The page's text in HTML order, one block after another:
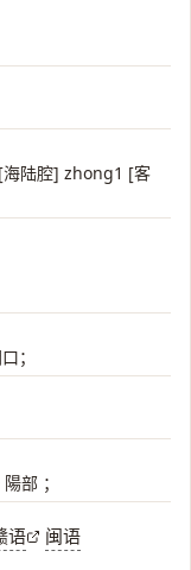
陆腔] zhong1 [客
；
部 ；
语 闽语